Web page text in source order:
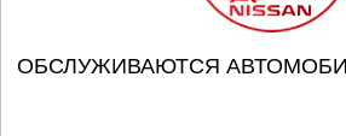
ОБСЛУЖИВАЮТСЯ